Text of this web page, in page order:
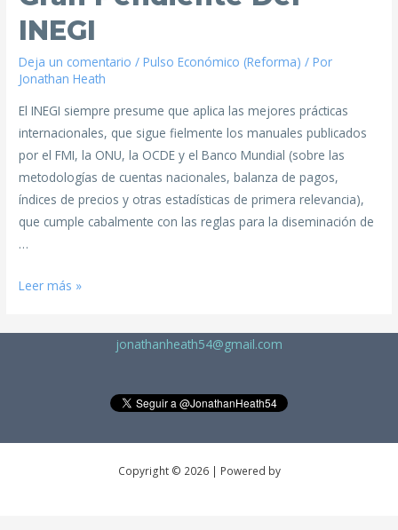
INEGI
Deja un comentario /Pulso Económico (Reforma) / Por
Jonathan Heath
El INEGI siempre presume que aplica las mejores prácticas
internacionales, que sigue fielmente los manuales publicados
por el FMI, la ONU, la OCDE y el Banco Mundial (sobre las
metodologías de cuentas nacionales, balanza de pagos,
índices de precios y otras estadísticas de primera relevancia),
que cumple cabalmente con las reglas para la diseminación de
…
Leer más »
jonathanheath54@gmail.com
Copyright © 2026 | Powered by